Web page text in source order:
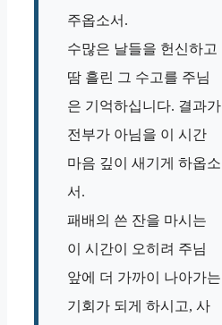
주옵소서.
수많은 날들을 헌신하고
땀 흘린 그 수고를 주님
은 기억하십니다. 결과가
전부가 아님을 이 시간
마음 깊이 새기게 하옵소
서.
패배의 쓴 잔을 마시는
이 시간이 오히려 주님
앞에 더 가까이 나아가는
기회가 되게 하시고, 사